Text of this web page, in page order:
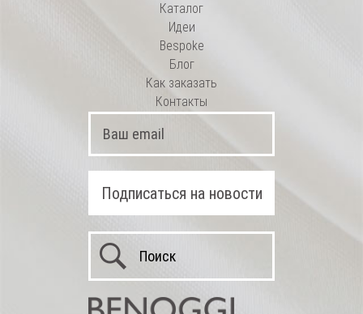
Каталог
Идеи
Bespoke
Блог
Как заказать
Контакты